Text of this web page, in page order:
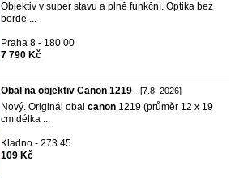
Objektiv v super stavu a plně funkční. Optika bez
borde ...
Praha 8 - 180 00
7 790 Kč
Obal na objektiv Canon 1219 - [7.8. 2026]
Nový. Originál obal canon 1219 (průměr 12 x 19
cm délka ...
Kladno - 273 45
109 Kč